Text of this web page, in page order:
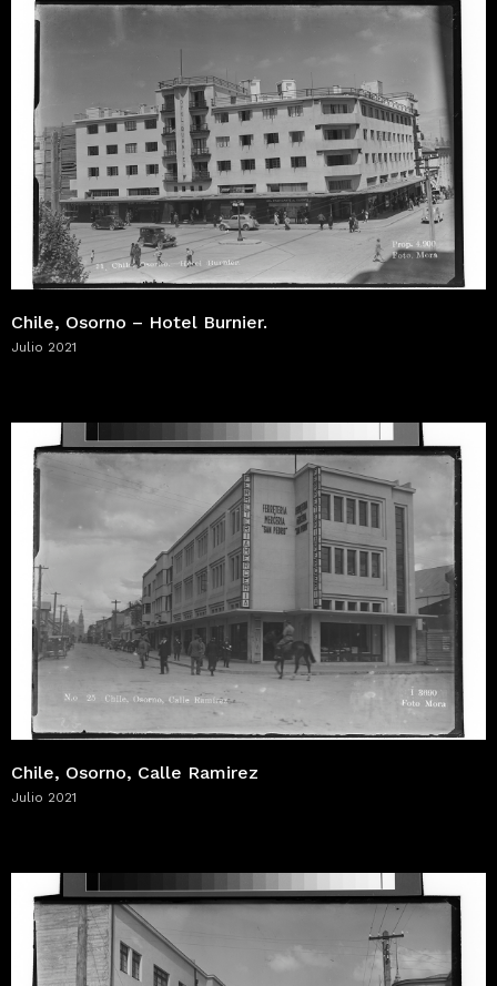
Chile, Osorno – Hotel Burnier.
Julio 2021
Chile, Osorno, Calle Ramirez
Julio 2021